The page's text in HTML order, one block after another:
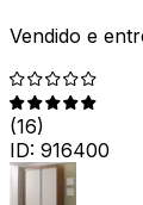
Vendido e
(16)
ID: 916400